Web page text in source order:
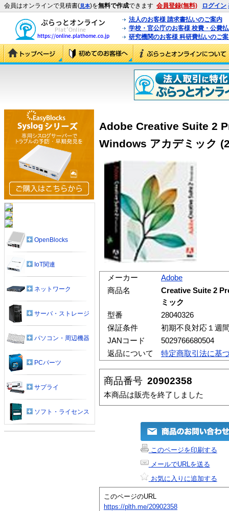
会員はオンラインで見積書(見本)を無料で作成できます 会員登録(無料) ログイン
法人のお客様 請求書払いのご案内
学校・官公庁のお客様 校費・公費
研究機関のお客様 科研費払いのご
Adobe Creative Suite 2
Windows アカデミック
メーカー
Adobe
商品名
Creative Suite 2
ミック
型番
28040326
保証条件
初期不良対応１週
JANコード
5029766680504
返品について
特定商取引法に基
商品番号 20902358
本商品は販売を終了しました
このページを印刷する
メールでURLを送る
お気に入りに追加する
このページのURL
https://plth.me/20902358
OpenBlocks
IoT関連
ネットワーク
サーバ・ストレージ
パソコン・周辺機器
PCパーツ
サプライ
ソフト・ライセンス